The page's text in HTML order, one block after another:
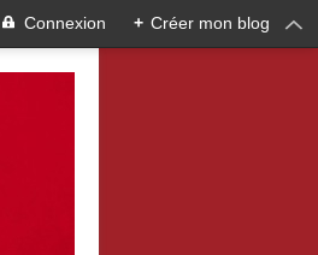
Connexion + Créer mon blog